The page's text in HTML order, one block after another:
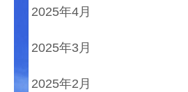
2025年4月
2025年3月
2025年2月